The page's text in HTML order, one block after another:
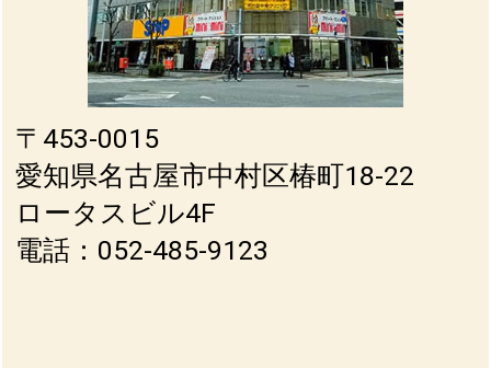
〒453-0015
愛知県名古屋市中村区椿町18-22
ロータスビル4F
電話：052-485-9123